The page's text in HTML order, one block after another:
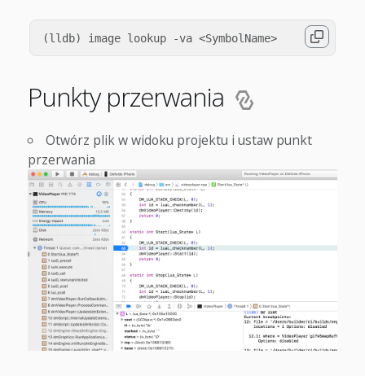
Punkty przerwania
Otwórz plik w widoku projektu i ustaw punkt
przerwania